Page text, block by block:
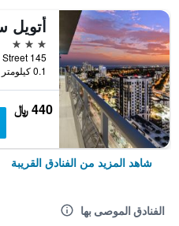
3 نجوم
0.1 كيلومتر عن وسط المدينة
440 ﷼
شاهد المزيد من الفنادق القريبة
الفنادق الموصى بها